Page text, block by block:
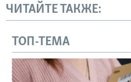
ЧИТАЙТЕ ТАКЖЕ:
ТОП-ТЕМА